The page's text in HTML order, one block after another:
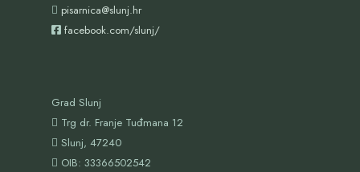
pisarnica@slunj.hr
facebook.com/slunj/
Grad Slunj
Trg dr. Franje Tuđmana 12
Slunj, 47240
OIB: 33366502542